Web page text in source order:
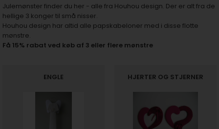
Julemønster finder du her - alle fra Houhou design. Der er alt fra de
hellige 3 konger til små nisser.
Houhou design har altid alle papskabeloner med i disse flotte
mønstre.
Få 15% rabat ved køb af 3 eller flere mønstre
ENGLE HJERTER OG STJERNER